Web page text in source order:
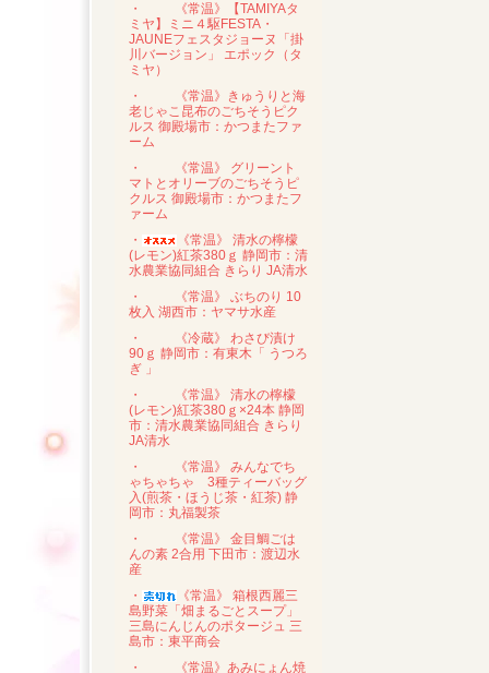
・
《常温》【TAMIYAタ
ミヤ】ミニ４駆FESTA・
JAUNEフェスタジョーヌ「掛
川バージョン」 エポック（タ
ミヤ）
・
《常温》きゅうりと海
老じゃこ昆布のごちそうピク
ルス 御殿場市：かつまたファ
ーム
・
《常温》 グリーント
マトとオリーブのごちそうピ
クルス 御殿場市：かつまたフ
ァーム
・
《常温》 清水の檸檬
(レモン)紅茶380ｇ 静岡市：清
水農業協同組合 きらり JA清水
・
《常温》 ぶちのり 10
枚入 湖西市：ヤマサ水産
・
《冷蔵》 わさび漬け
90ｇ 静岡市：有東木「 うつろ
ぎ 」
・
《常温》 清水の檸檬
(レモン)紅茶380ｇ×24本 静岡
市：清水農業協同組合 きらり
JA清水
・
《常温》 みんなでち
ゃちゃちゃ 3種ティーバッグ
入(煎茶・ほうじ茶・紅茶) 静
岡市：丸福製茶
・
《常温》 金目鯛ごは
んの素 2合用 下田市：渡辺水
産
・
《常温》 箱根西麗三
島野菜「畑まるごとスープ」
三島にんじんのポタージュ 三
島市：東平商会
・
《常温》あみにょん焼